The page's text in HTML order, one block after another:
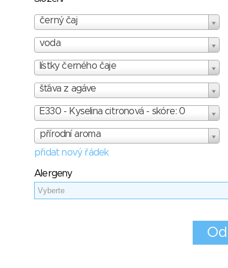
černý čaj
voda
lístky černého čaje
šťáva z agáve
E330 - Kyselina citronová - skóre: 0
přírodní aroma
přidat nový řádek
Alergeny